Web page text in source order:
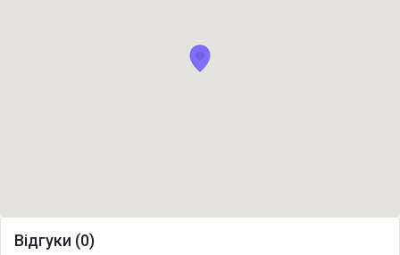
Відгуки (0)